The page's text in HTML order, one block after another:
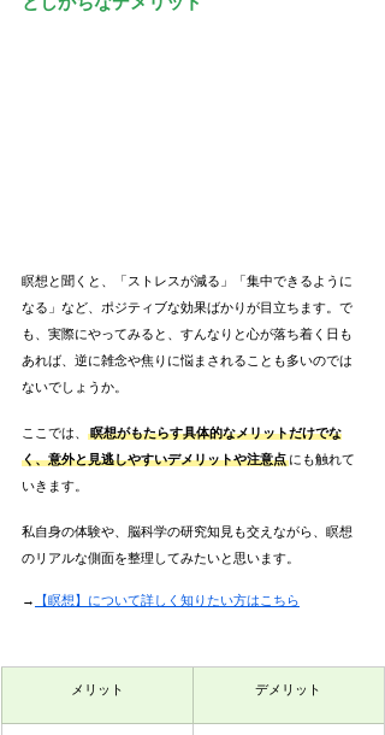
瞑想と聞くと、「ストレスが減る」「集中できるように
なる」など、ポジティブな効果ばかりが目立ちます。で
も、実際にやってみると、すんなりと心が落ち着く日も
あれば、逆に雑念や焦りに悩まされることも多いのでは
ないでしょうか。
ここでは、
瞑想がもたらす具体的なメリットだけでな
く、意外と見逃しやすいデメリットや注意点 にも触れて
いきます。
私自身の体験や、脳科学の研究知見も交えながら、瞑想
のリアルな側面を整理してみたいと思います。
→ 【瞑想】について詳しく知りたい方はこちら
メリット デメリット